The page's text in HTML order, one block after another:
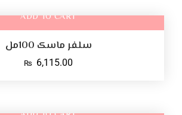
ADD TO CART
سلفر ماسک 100مل
₨ 6,115.00